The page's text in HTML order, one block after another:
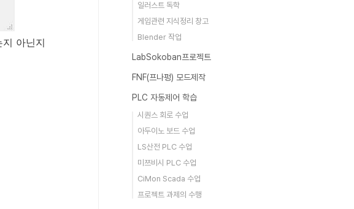
아닌지
일러스트 독학
게임관련 지식정리 창고
Blender 작업
LabSokoban프로젝트
FNF(프나펑) 모드제작
PLC 자동제어 학습
시퀀스 회로 수업
아두이노 보드 수업
LS산전 PLC 수업
미쯔비시 PLC 수업
CiMon Scada 수업
프로젝트 과제의 수행